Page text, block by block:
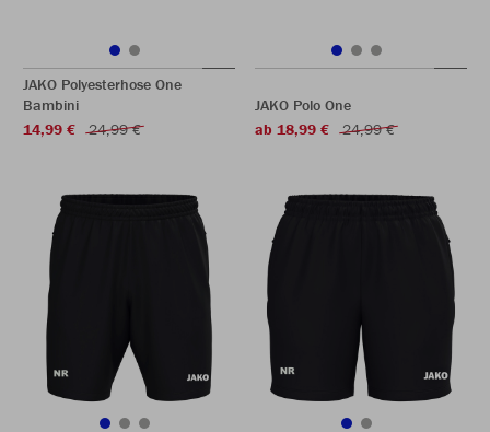
JAKO Polyesterhose One
Bambini
14,99 €
24,99 €
JAKO Polo One
ab 18,99 €
24,99 €